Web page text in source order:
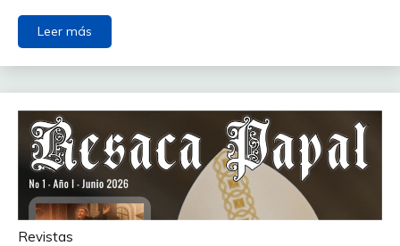
Leer más
Revistas